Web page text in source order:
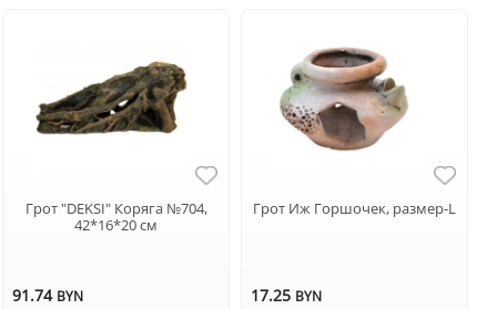
Грот "DEKSI" Коряга №704,
42*16*20 см
91.74 BYN
Грот Иж Горшочек, размер-L
17.25 BYN